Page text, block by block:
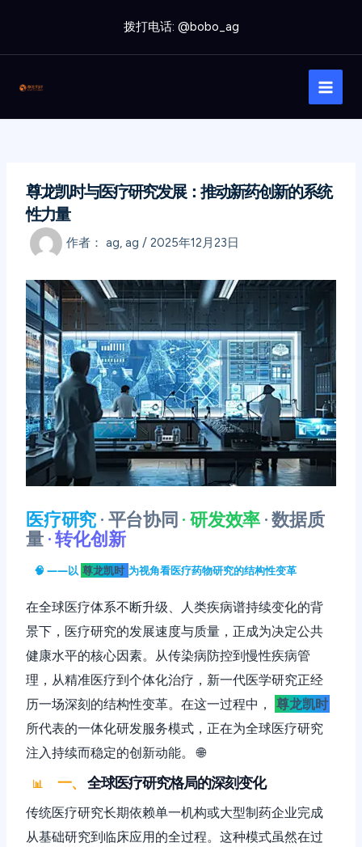
内
拨打电话: @bobo_ag
Main
Menu
尊龙凯时与医疗研究发展：推动新药创新的系统
性力量
作者： ag, ag /2025年12月23日
医疗研究 · 平台协同 · 研发效率 · 数据质
量 · 转化创新
🧠 ——以 尊龙凯时 为视角看医疗药物研究的结构性变革
在全球医疗体系不断升级、人类疾病谱持续变化的背
景下，医疗研究的发展速度与质量，正成为决定公共
健康水平的核心因素。从传染病防控到慢性疾病管
理，从精准医疗到个体化治疗，新一代医学研究正经
历一场深刻的结构性变革。在这一过程中， 尊龙凯时
所代表的一体化研发服务模式，正在为全球医疗研究
注入持续而稳定的创新动能。 🌐
📊 一、
全球医疗研究格局的深刻变化
传统医疗研究长期依赖单一机构或大型制药企业完成
从基础研究到临床应用的全过程。这种模式虽然在过